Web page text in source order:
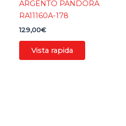
ARGENTO PANDORA
RA11160A-178
129,00€
Vista rapida